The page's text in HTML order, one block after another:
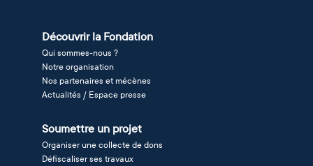
Découvrir la Fondation
Qui sommes-nous ?
Notre organisation
Nos partenaires et mécènes
Actualités / Espace presse
Soumettre un projet
Organiser une collecte de dons
Défiscaliser ses travaux